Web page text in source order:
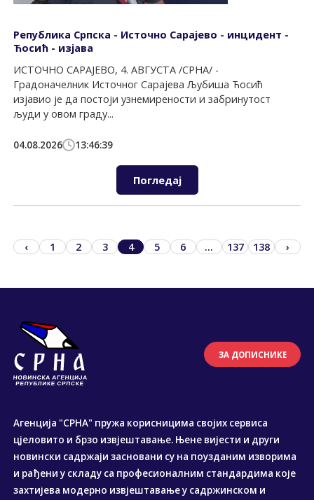
Република Српска - Источно Сарајево - инцидент -
Ћосић - изјава
ИСТОЧНО САРАЈЕВО, 4. АВГУСТА /СРНА/ -
Градоначелник Источног Сарајева Љубиша Ћосић
изјавио је да постоји узнемирености и забринутост
људи у овом граду...
04.08.2026 13:46:39
Погледај
‹ 1 2 3 4 5 6 ... 137 138 ›
ЗА ДОПИСНИКЕ
Агенција "СРНА" пружа корисницима својих сервиса
цјеловито и брзо извјештавање. Њене вијести и други
новински садржаји засновани су на поузданим изворима
и рађени у складу са професионалним стандардима које
захтијева модерно извјештавање у садржинском и